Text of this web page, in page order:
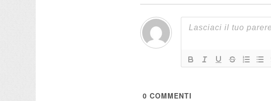
0 COMMENTI